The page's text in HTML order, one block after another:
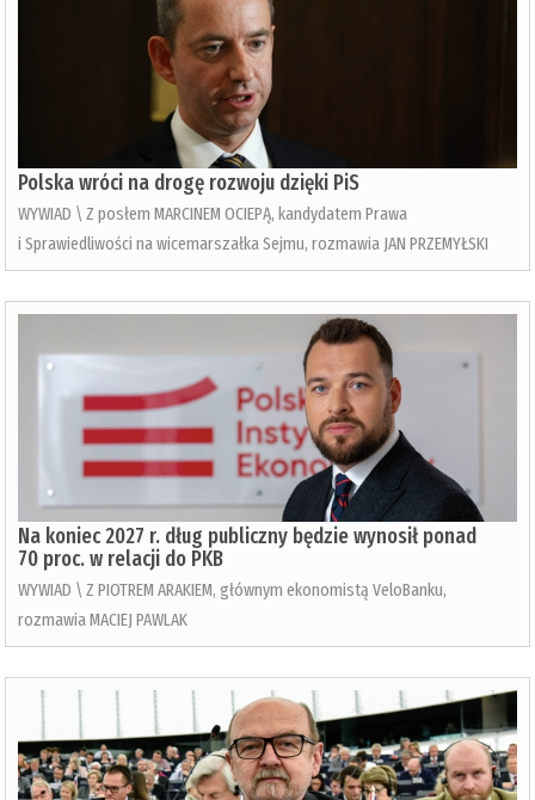
Polska wróci na drogę rozwoju dzięki PiS
WYWIAD \ Z posłem MARCINEM OCIEPĄ, kandydatem Prawa
i Sprawiedliwości na wicemarszałka Sejmu, rozmawia JAN PRZEMYŁSKI
Na koniec 2027 r. dług publiczny będzie wynosił ponad
70 proc. w relacji do PKB
WYWIAD \ Z PIOTREM ARAKIEM, głównym ekonomistą VeloBanku,
rozmawia MACIEJ PAWLAK